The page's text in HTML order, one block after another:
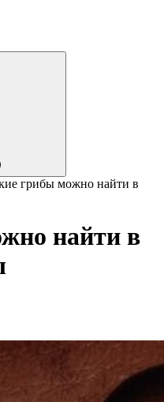
грибы можно найти в
найти в